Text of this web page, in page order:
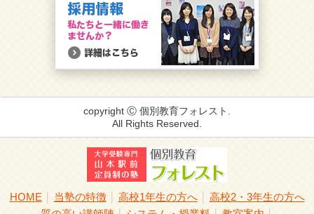
copyright Ⓒ 個別教育フォレスト.
All Rights Reserved.
HOME 当塾の特徴│ 高校1年生の方へ│ 高校2・3年生の方へ